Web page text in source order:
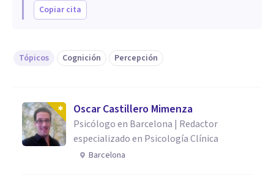
Copiar cita
Tópicos Cognición Percepción
Oscar Castillero Mimenza
Psicólogo en Barcelona | Redactor
especializado en Psicología Clínica
Barcelona